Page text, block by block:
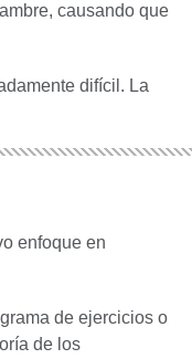
causando que
difícil. La
enfoque en
de ejercicios o
de los